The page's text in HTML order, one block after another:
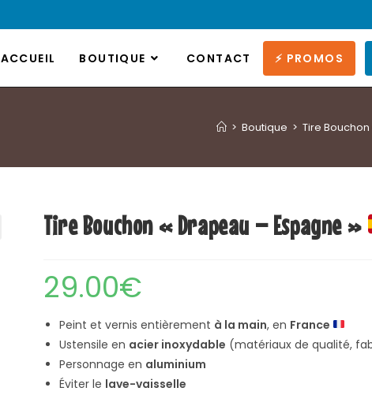
ACCUEIL BOUTIQUE CONTACT ⚡ PROMOS
> Boutique > Tire
Tire Bouchon « Drapeau – Espagne »
29.00€
Peint et vernis entièrement à la main, en France
Ustensile en acier inoxydable (matériaux de qualité,
Personnage en aluminium
Éviter le lave-vaisselle